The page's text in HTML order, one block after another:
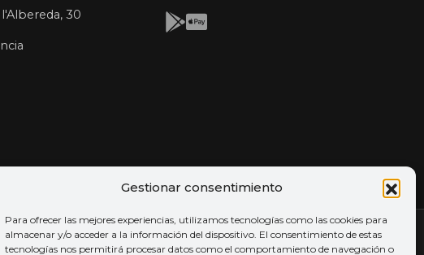
Gestionar consentimiento
Para ofrecer las mejores experiencias, utilizamos tecnologías como las cookies para
almacenar y/o acceder a la información del dispositivo. El consentimiento de estas
tecnologías nos permitirá procesar datos como el comportamiento de navegación o
30